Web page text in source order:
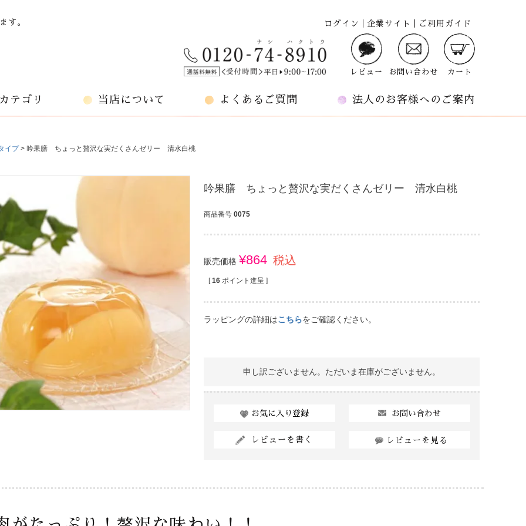
す。 ログイン 企業サイト ご利用ガイド
レビュー お問い合わせ カート
テゴリ 当店について よくあるご質問 法人のお客様へのご案内
イプ 吟果膳 ちょっと贅沢な実だくさんゼリー 清水白桃
吟果膳 ちょっと贅沢な実だくさんゼリー 清水白桃
商品番号 0075
販売価格 ¥864 税込
[ 16 ポイント進呈 ]
ラッピングの詳細はこちらをご確認ください。
申し訳ございません。ただいま在庫がございません。
お気に入り登録 お問い合わせ
レビューを書く レビューを見る